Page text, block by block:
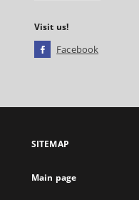
Visit us!
Facebook
open
new
SITEMAP
Main page